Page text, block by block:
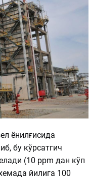
ёнилғисида
бу кўрсатгич
(10 ppm дан кўп
йилига 100